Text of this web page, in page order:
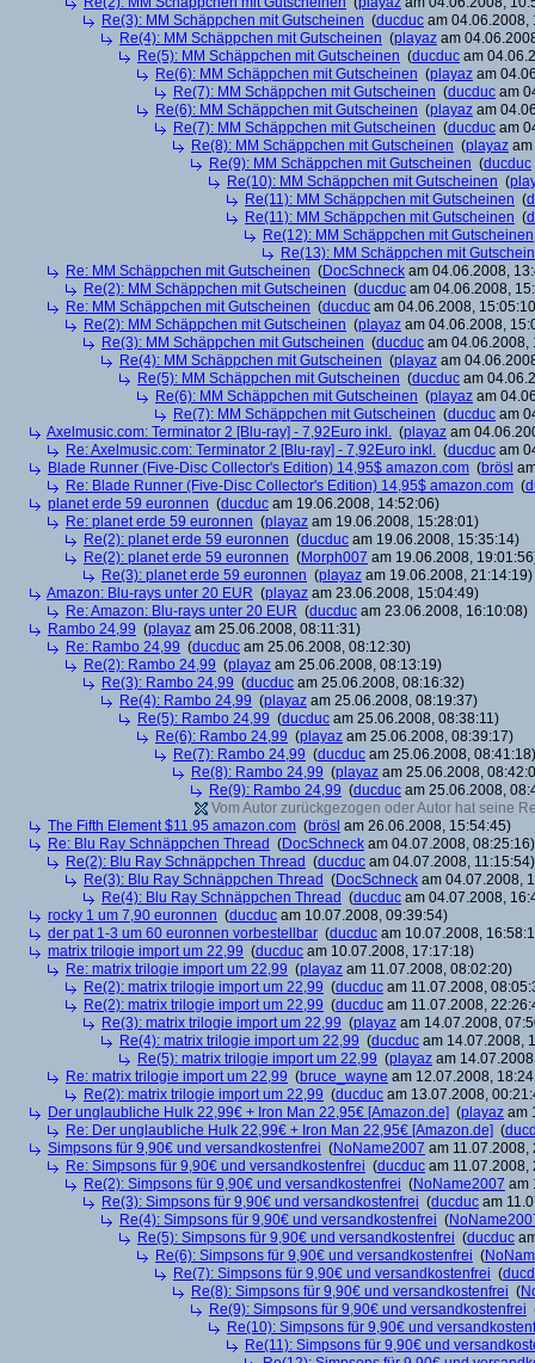
Re(3): MM Schäppchen mit Gutscheinen (ducduc am 04.06.2008,
Re(4): MM Schäppchen mit Gutscheinen (playaz am
Re(5): MM Schäppchen mit Gutscheinen (ducduc am
Re(6): MM Schäppchen mit Gutscheinen (playaz am
Re(7): MM Schäppchen mit Gutscheinen (ducduc am
Re(6): MM Schäppchen mit Gutscheinen (playaz am
Re(7): MM Schäppchen mit Gutscheinen (ducduc am
Re(8): MM Schäppchen mit Gutscheinen (playaz
Re(9): MM Schäppchen mit Gutscheinen (ducduc
Re(10): MM Schäppchen mit Gutscheinen (
Re(11): MM Schäppchen mit Gutscheinen (
Re(11): MM Schäppchen mit Gutscheinen (
Re(12): MM Schäppchen mit Gutscheinen
Re(13): MM Schäppchen mit
Re: MM Schäppchen mit Gutscheinen (DocSchneck am 04.06.2008,
Re(2): MM Schäppchen mit Gutscheinen (ducduc am 04.06.2008,
Re: MM Schäppchen mit Gutscheinen (ducduc am 04.06.2008,
Re(2): MM Schäppchen mit Gutscheinen (playaz am 04.06.2008,
Re(3): MM Schäppchen mit Gutscheinen (ducduc am 04.06.2008,
Re(4): MM Schäppchen mit Gutscheinen (playaz am
Re(5): MM Schäppchen mit Gutscheinen (ducduc am
Re(6): MM Schäppchen mit Gutscheinen (playaz am
Re(7): MM Schäppchen mit Gutscheinen (ducduc am
Axelmusic.com: Terminator 2 [Blu-ray] - 7,92Euro inkl. (playaz am
Re: Axelmusic.com: Terminator 2 [Blu-ray] - 7,92Euro inkl. (ducduc am
Blade Runner (Five-Disc Collector's Edition) 14,95$ amazon.com (brösl
Re: Blade Runner (Five-Disc Collector's Edition) 14,95$ amazon.com (
planet erde 59 euronnen (ducduc am 19.06.2008, 14:52:06)
Re: planet erde 59 euronnen (playaz am 19.06.2008, 15:28:01)
Re(2): planet erde 59 euronnen (ducduc am 19.06.2008, 15:35:14)
Re(2): planet erde 59 euronnen (Morph007 am 19.06.2008,
Re(3): planet erde 59 euronnen (playaz am 19.06.2008, 21:14:19)
Amazon: Blu-rays unter 20 EUR (playaz am 23.06.2008, 15:04:49)
Re: Amazon: Blu-rays unter 20 EUR (ducduc am 23.06.2008, 16:10:08)
Rambo 24,99 (playaz am 25.06.2008, 08:11:31)
Re: Rambo 24,99 (ducduc am 25.06.2008, 08:12:30)
Re(2): Rambo 24,99 (playaz am 25.06.2008, 08:13:19)
Re(3): Rambo 24,99 (ducduc am 25.06.2008, 08:16:32)
Re(4): Rambo 24,99 (playaz am 25.06.2008, 08:19:37)
Re(5): Rambo 24,99 (ducduc am 25.06.2008, 08:38:11)
Re(6): Rambo 24,99 (playaz am 25.06.2008, 08:39:17)
Re(7): Rambo 24,99 (ducduc am 25.06.2008, 08:41:18)
Re(8): Rambo 24,99 (playaz am 25.06.2008,
Re(9): Rambo 24,99 (ducduc am 25.06.2008,
Vom Autor zurückgezogen oder Autor hat seine
The Fifth Element $11.95 amazon.com (brösl am 26.06.2008, 15:54:45)
Re: Blu Ray Schnäppchen Thread (DocSchneck am 04.07.2008, 08:25:16)
Re(2): Blu Ray Schnäppchen Thread (ducduc am 04.07.2008, 11:15:54)
Re(3): Blu Ray Schnäppchen Thread (DocSchneck am 04.07.2008,
Re(4): Blu Ray Schnäppchen Thread (ducduc am 04.07.2008,
rocky 1 um 7,90 euronnen (ducduc am 10.07.2008, 09:39:54)
der pat 1-3 um 60 euronnen vorbestellbar (ducduc am 10.07.2008,
matrix trilogie import um 22,99 (ducduc am 10.07.2008, 17:17:18)
Re: matrix trilogie import um 22,99 (playaz am 11.07.2008, 08:02:20)
Re(2): matrix trilogie import um 22,99 (ducduc am 11.07.2008,
Re(2): matrix trilogie import um 22,99 (ducduc am 11.07.2008,
Re(3): matrix trilogie import um 22,99 (playaz am 14.07.2008,
Re(4): matrix trilogie import um 22,99 (ducduc am 14.07.2008,
Re(5): matrix trilogie import um 22,99 (playaz am
Re: matrix trilogie import um 22,99 (bruce_wayne am 12.07.2008,
Re(2): matrix trilogie import um 22,99 (ducduc am 13.07.2008,
Der unglaubliche Hulk 22,99€ + Iron Man 22,95€ [Amazon.de] (playaz am
Re: Der unglaubliche Hulk 22,99€ + Iron Man 22,95€ [Amazon.de] (
Simpsons für 9,90€ und versandkostenfrei (NoName2007 am 11.07.2008,
Re: Simpsons für 9,90€ und versandkostenfrei (ducduc am 11.07.2008,
Re(2): Simpsons für 9,90€ und versandkostenfrei (NoName2007 am
Re(3): Simpsons für 9,90€ und versandkostenfrei (ducduc am
Re(4): Simpsons für 9,90€ und versandkostenfrei (
Re(5): Simpsons für 9,90€ und versandkostenfrei (ducduc
Re(6): Simpsons für 9,90€ und versandkostenfrei (
Re(7): Simpsons für 9,90€ und versandkostenfrei (
Re(8): Simpsons für 9,90€ und versandkostenfrei (
Re(9): Simpsons für 9,90€ und versandkostenfrei
Re(10): Simpsons für 9,90€ und
Re(11): Simpsons für 9,90€ und